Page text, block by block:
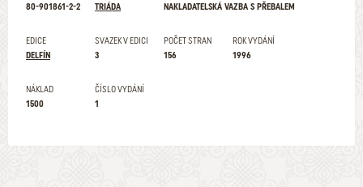
80-901861-2-2
TRIÁDA
NAKLADATELSKÁ VAZBA S PŘEBALEM
EDICE
DELFÍN
SVAZEK V EDICI
3
POČET STRAN
156
ROK VYDÁNÍ
1996
NÁKLAD
1500
ČÍSLO VYDÁNÍ
1